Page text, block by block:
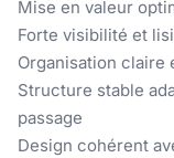
Mise en valeur
Forte visibilité et
Organisation claire
Structure stable
passage
Design cohérent